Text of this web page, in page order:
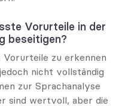
Vorurteile in der
beseitigen?
Vorurteile zu erkennen
nicht vollständig
zur Sprachanalyse
sind wertvoll, aber die